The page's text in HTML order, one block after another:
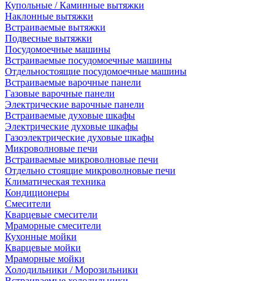
Купольные / Каминные вытяжки
Наклонные вытяжки
Встраиваемые вытяжки
Подвесные вытяжки
Посудомоечные машины
Встраиваемые посудомоечные машины
Отдельностоящие посудомоечные машины
Встраиваемые варочные панели
Газовые варочные панели
Электрические варочные панели
Встраиваемые духовые шкафы
Электрические духовые шкафы
Газоэлектрические духовые шкафы
Микроволновые печи
Встраиваемые микроволновые печи
Отдельно стоящие микроволновые печи
Климатическая техника
Кондиционеры
Смесители
Кварцевые смесители
Мраморные смесители
Кухонные мойки
Кварцевые мойки
Мраморные мойки
Холодильники / Морозильники